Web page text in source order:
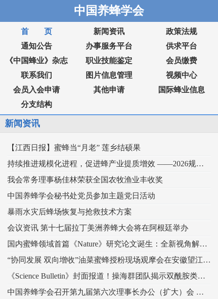
中国养蜂学会
首 页 新闻资讯
政策法规
通知公告
办事服务平台
供求平台
《中国蜂业》杂志
职业技能鉴定
会员缴费
联系我们
图片信息管理
视频中心
会员入会申请
其他申请
国际蜂业信息
分支结构
新闻资讯
【江西日报】蜜蜂当“月老” 莲乡结硕果
持续推进规模化进程，促进蜂产业提质增效 ——2026规模化蜂业交流观摩会在新疆举行
我会常务理事杨佳林荣获全国农牧渔业丰收奖
中国养蜂学会秘书处党员参加主题党日活动
暴雨水灾后蜂场恢复与抢救技术方案
会议资讯 第十七届拉丁美洲养蜂大会将在阿根廷举办
国内蜜蜂领域首篇《Nature》研究论文诞生：全新视角解读蜂王发育的“建筑密码”
“协同发展 双向增收”油菜蜜蜂授粉现场观摩会在安徽望江举办
《Science Bulletin》封面报道！操海群团队揭示双酰胺类杀虫剂影响蜜蜂蜂王生殖
中国养蜂学会召开第九届第六次理事长办公（扩大）会 锚定“十五五” 谋划蜂业高质量发展